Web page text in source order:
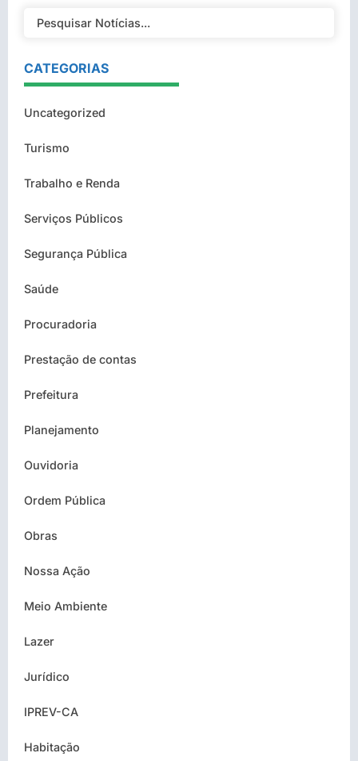
CATEGORIAS
Uncategorized
Turismo
Trabalho e Renda
Serviços Públicos
Segurança Pública
Saúde
Procuradoria
Prestação de contas
Prefeitura
Planejamento
Ouvidoria
Ordem Pública
Obras
Nossa Ação
Meio Ambiente
Lazer
Jurídico
IPREV-CA
Habitação